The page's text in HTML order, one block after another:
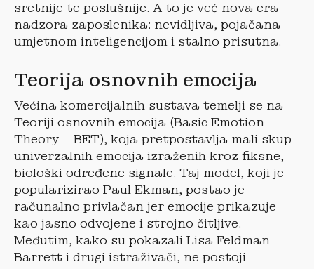
sretnije te poslušnije. A to je već nova era
nadzora zaposlenika: nevidljiva, pojačana
umjetnom inteligencijom i stalno prisutna.
Teorija osnovnih emocija
Većina komercijalnih sustava temelji se na
Teoriji osnovnih emocija (Basic Emotion
Theory – BET), koja pretpostavlja mali skup
univerzalnih emocija izraženih kroz fiksne,
biološki određene signale. Taj model, koji je
popularizirao Paul Ekman, postao je
računalno privlačan jer emocije prikazuje
kao jasno odvojene i strojno čitljive.
Međutim, kako su pokazali Lisa Feldman
Barrett i drugi istraživači, ne postoji